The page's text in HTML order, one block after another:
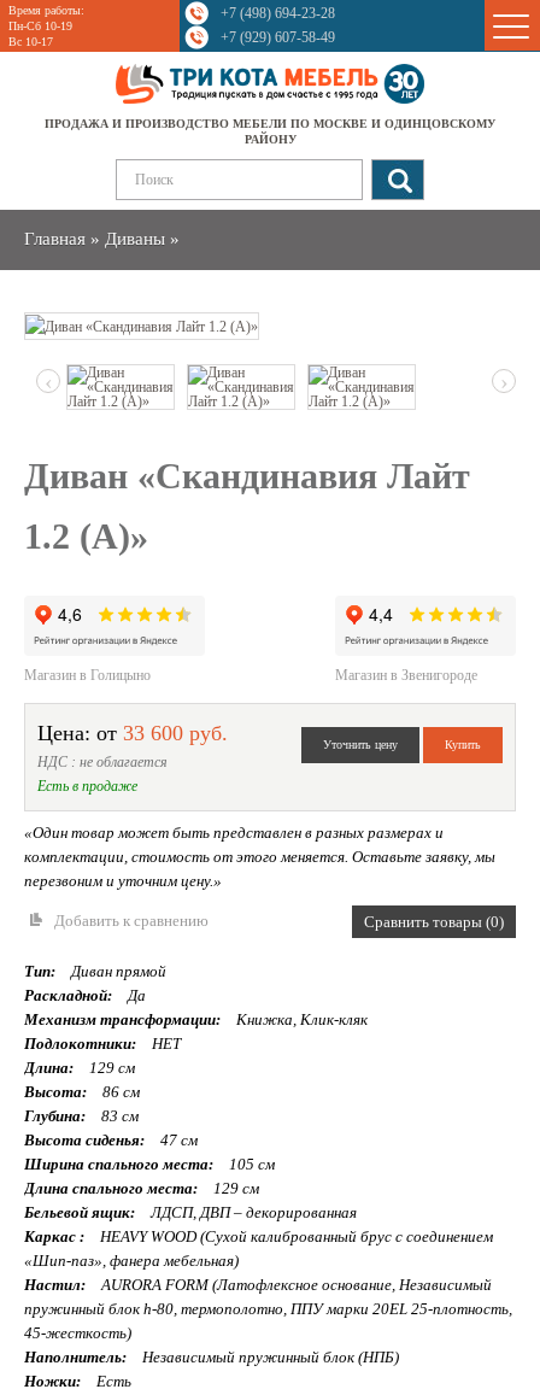
Время работы:
Пн-Сб 10-19
Вс 10-17
+7 (498) 694-23-28
+7 (929) 607-58-49
ПРОДАЖА И ПРОИЗВОДСТВО МЕБЕЛИ ПО МОСКВЕ И ОДИНЦОВСКОМУ
РАЙОНУ
Главная » Диваны »
Sale
‹ ›
Диван «Скандинавия Лайт
1.2 (А)»
Магазин в Голицыно Магазин в Звенигороде
Цена: от 33 600 руб.
НДС : не облагается
Есть в продаже
«Один товар может быть представлен в разных размерах и
комплектации, стоимость от этого меняется. Оставьте заявку, мы
перезвоним и уточним цену.»
Добавить к сравнению Сравнить товары (0)
Тип:
Диван прямой
Раскладной:
Да
Механизм трансформации:
Книжка, Клик-кляк
Подлокотники:
НЕТ
Длина:
129 см
Высота:
86 см
Глубина:
83 см
Высота сиденья:
47 см
Ширина спального места:
105 см
Длина спального места:
129 см
Бельевой ящик:
ЛДСП, ДВП – декорированная
Каркас :
HEAVY WOOD (Сухой калиброванный брус с соединением
«Шип-паз», фанера мебельная)
Настил:
AURORA FORM (Латофлексное основание, Независимый
пружинный блок h-80, термополотно, ППУ марки 20EL 25-плотность,
45-жесткость)
Наполнитель:
Независимый пружинный блок (НПБ)
Ножки:
Есть